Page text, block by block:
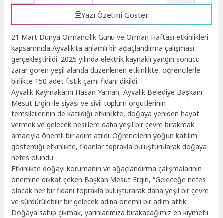
Yazı Özetini Göster
21 Mart Dünya Ormancılık Günü ve Orman Haftası etkinlikleri
kapsamında Ayvalık’ta anlamlı bir ağaçlandırma çalışması
gerçekleştirildi. 2025 yılında elektrik kaynaklı yangın sonucu
zarar gören yeşil alanda düzenlenen etkinlikte, öğrencilerle
birlikte 150 adet fıstık çamı fidanı dikildi.
Ayvalık Kaymakamı Hasan Yaman, Ayvalık Belediye Başkanı
Mesut Ergin ile siyasi ve sivil toplum örgütlerinin
temsilcilerinin de katıldığı etkinlikte, doğaya yeniden hayat
vermek ve gelecek nesillere daha yeşil bir çevre bırakmak
amacıyla önemli bir adım atıldı. Öğrencilerin yoğun katılım
gösterdiği etkinlikte, fidanlar toprakla buluşturularak doğaya
nefes olundu.
Etkinlikte doğayı korumanın ve ağaçlandırma çalışmalarının
önemine dikkat çeken Başkan Mesut Ergin, “Geleceğe nefes
olacak her bir fidanı toprakla buluşturarak daha yeşil bir çevre
ve sürdürülebilir bir gelecek adına önemli bir adım attık.
Doğaya sahip çıkmak, yarınlarımıza bırakacağımız en kıymetli